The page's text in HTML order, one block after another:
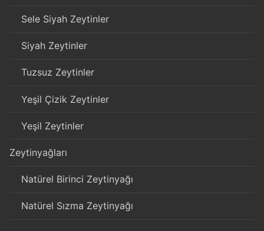
Sele Siyah Zeytinler
Siyah Zeytinler
Tuzsuz Zeytinler
Yeşil Çizik Zeytinler
Yeşil Zeytinler
Zeytinyağları
Natürel Birinci Zeytinyağı
Natürel Sızma Zeytinyağı